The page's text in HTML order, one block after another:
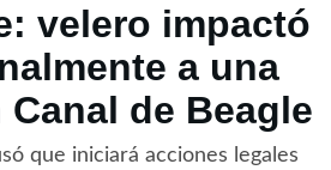
velero impactó
a una
de Beagle
que iniciará acciones legales